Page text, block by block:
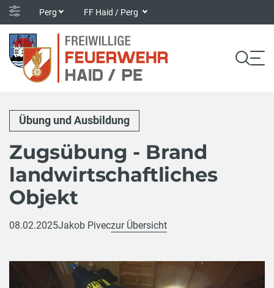
Perg FF Haid / Perg
Übung und Ausbildung
Zugsübung - Brand
landwirtschaftliches
Objekt
08.02.2025Jakob Piveczur Übersicht